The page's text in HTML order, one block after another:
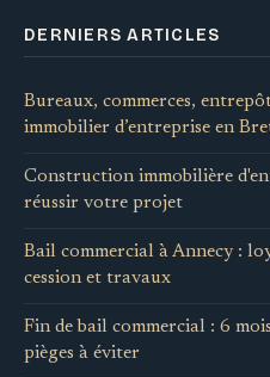
DERNIERS ARTICLES
Bureaux, commerces,
immobilier d’entreprise en
Construction immobilière
réussir votre projet
Bail commercial à Annecy :
cession et travaux
Fin de bail commercial : 6
pièges à éviter